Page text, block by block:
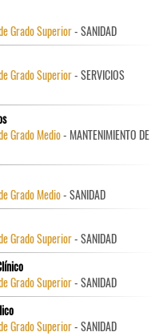
Grado Superior- SANIDAD
Grado Superior- SERVICIOS
Grado Medio- MANTENIMIENTO DE
Grado Medio- SANIDAD
Grado Superior- SANIDAD
Grado Superior- SANIDAD
Grado Superior- SANIDAD